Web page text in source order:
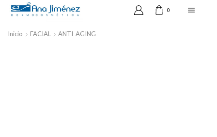
0
Inicio FACIAL ANTI-AGING